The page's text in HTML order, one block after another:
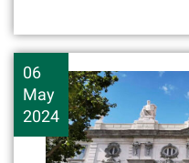
06
May
2024